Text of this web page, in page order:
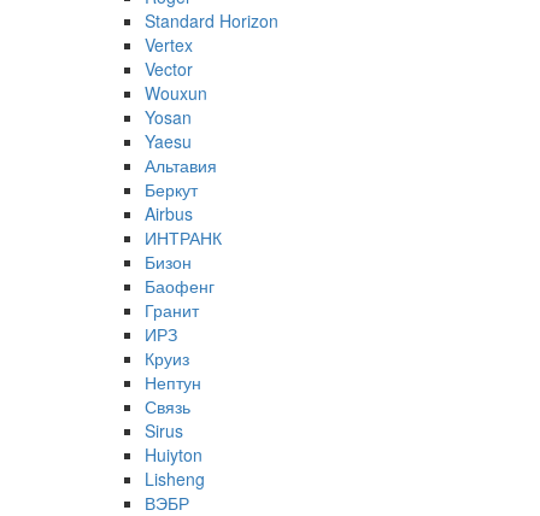
Standard Horizon
Vertex
Vector
Wouxun
Yosan
Yaesu
Альтавия
Беркут
Airbus
ИНТРАНК
Бизон
Баофенг
Гранит
ИРЗ
Круиз
Нептун
Связь
Sirus
Huiyton
Lisheng
ВЭБР